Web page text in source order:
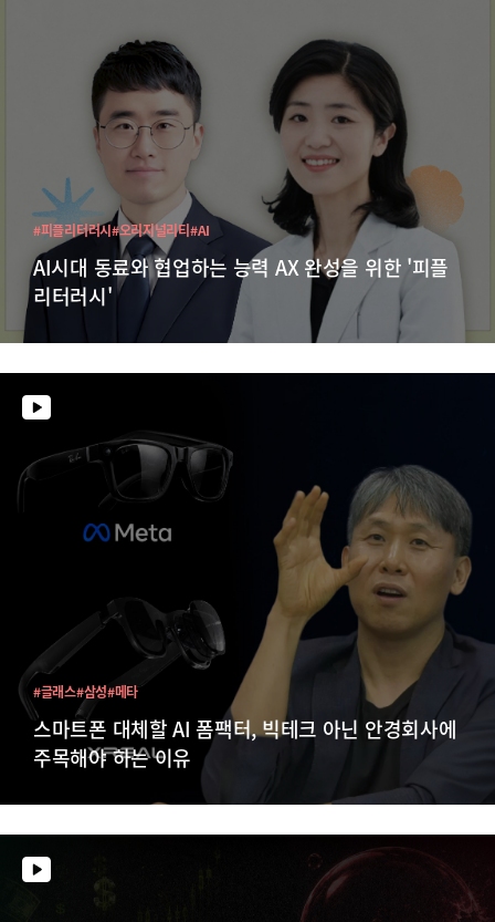
AI시대 동료와 협업하는 능력 AX 완성을 위한 '피플
리터러시'
#피플리터러시#오리지널리티#AI
스마트폰 대체할 AI 폼팩터, 빅테크 아닌 안경회사에
주목해야 하는 이유
#글래스#삼성#메타